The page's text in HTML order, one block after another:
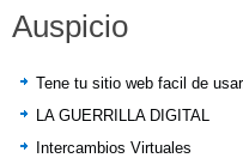
Auspicio
Tene tu sitio web facil de
LA GUERRILLA DIGITAL
Intercambios Virtuales